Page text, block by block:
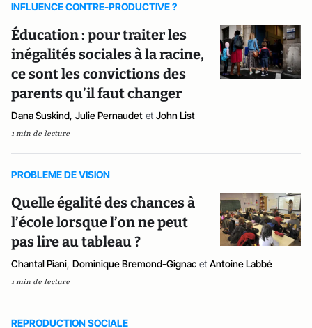
INFLUENCE CONTRE-PRODUCTIVE ?
Éducation : pour traiter les
inégalités sociales à la racine,
ce sont les convictions des
parents qu’il faut changer
Dana Suskind, Julie Pernaudet et John List
1 min de lecture
PROBLEME DE VISION
Quelle égalité des chances à
l’école lorsque l’on ne peut
pas lire au tableau ?
Chantal Piani, Dominique Bremond-Gignac et Antoine Labbé
1 min de lecture
REPRODUCTION SOCIALE